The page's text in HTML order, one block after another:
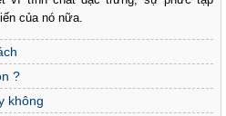
của nó nữa.
?
không